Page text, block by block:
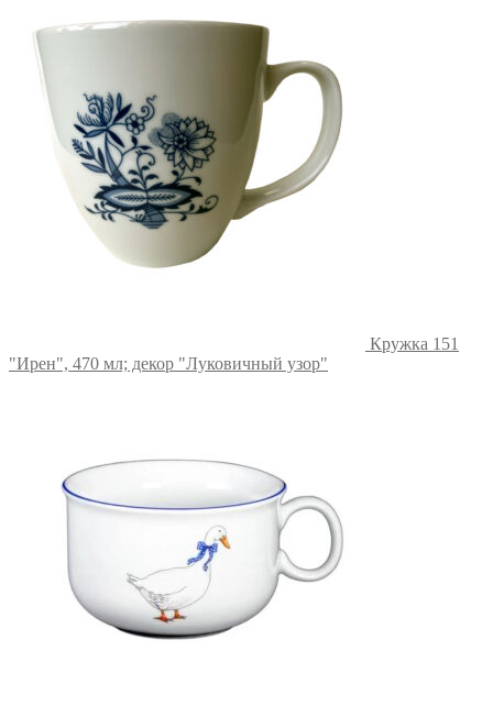
Кружка 151
"Ирен", 470 мл; декор "Луковичный узор"